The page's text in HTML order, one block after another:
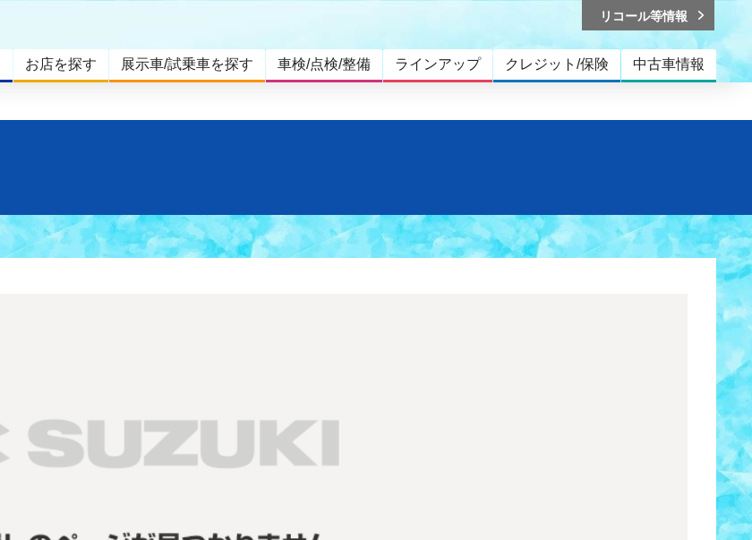
お店を探す 展示車/試乗車を探す 車検/点検/整備 ラインアップ クレジット/保険 中古車情報
リコール等情報